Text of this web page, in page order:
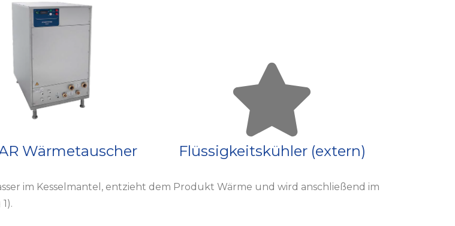
Wärmetauscher Flüssigkeitskühler (extern)
im Kesselmantel, entzieht dem Produkt Wärme und wird anschließend im